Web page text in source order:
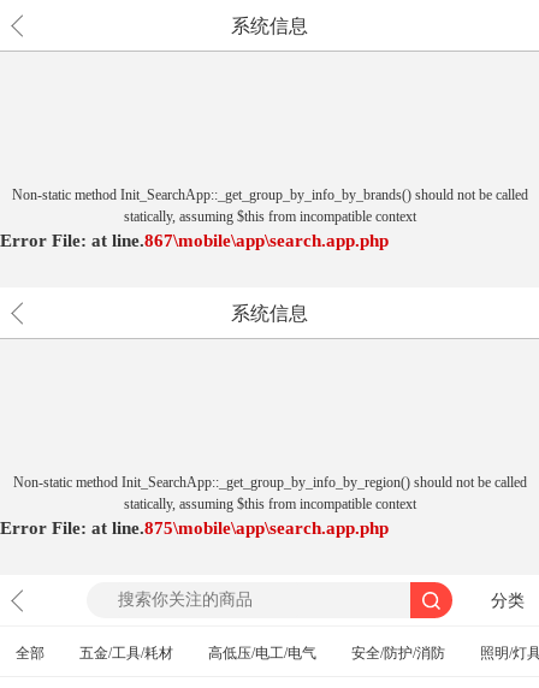
系统信息
Non-static method Init_SearchApp::_get_group_by_info_by_brands() should not be called
statically, assuming $this from incompatible context
Error File: \mobile\app\search.app.php
at 867
line.
系统信息
Non-static method Init_SearchApp::_get_group_by_info_by_region() should not be called
statically, assuming $this from incompatible context
Error File: \mobile\app\search.app.php
at 875
line.
分类
全部 五金/工具/耗材 高低压/电工/电气 安全/防护/消防 照明/灯